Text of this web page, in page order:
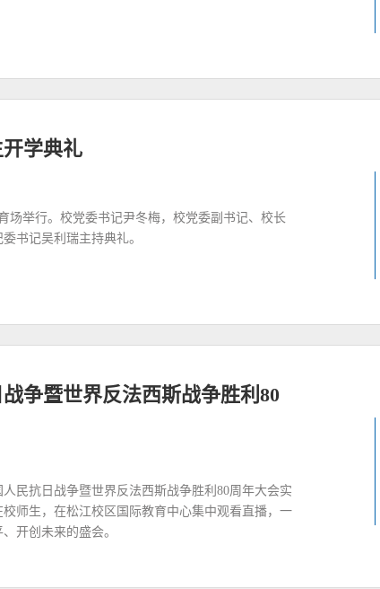
学典礼
场举行。校党委书记尹冬梅，校党委副书记、校长
书记吴利瑞主持典礼。
争暨世界反法西斯战争胜利80
民抗日战争暨世界反法西斯战争胜利80周年大会实
师生，在松江校区国际教育中心集中观看直播，一
开创未来的盛会。